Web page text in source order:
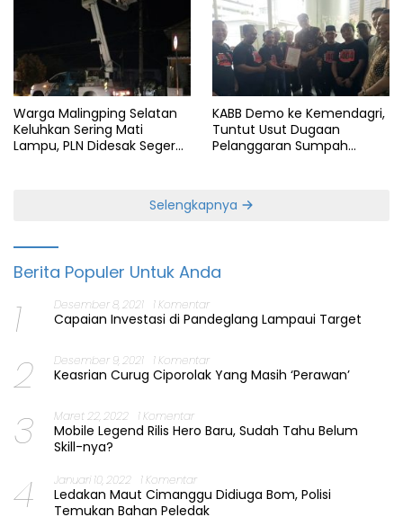
Warga Malingping Selatan
Keluhkan Sering Mati
Lampu, PLN Didesak Segera
KABB Demo ke Kemendagri,
Tuntut Usut Dugaan
Pelanggaran Sumpah
Selengkapnya
Berita Populer Untuk Anda
1 Desember 8, 2021 1 Komentar
Capaian Investasi di Pandeglang Lampaui Target
2 Desember 9, 2021 1 Komentar
Keasrian Curug Ciporolak Yang Masih ‘Perawan’
3 Maret 22, 2022 1 Komentar
Mobile Legend Rilis Hero Baru, Sudah Tahu Belum
Skill-nya?
4 Januari 10, 2022 1 Komentar
Ledakan Maut Cimanggu Didiuga Bom, Polisi
Temukan Bahan Peledak